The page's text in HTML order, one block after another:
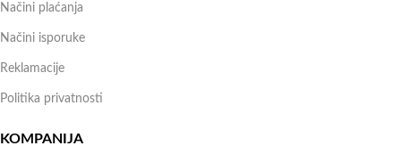
Načini plaćanja
Načini isporuke
Reklamacije
Politika privatnosti
KOMPANIJA